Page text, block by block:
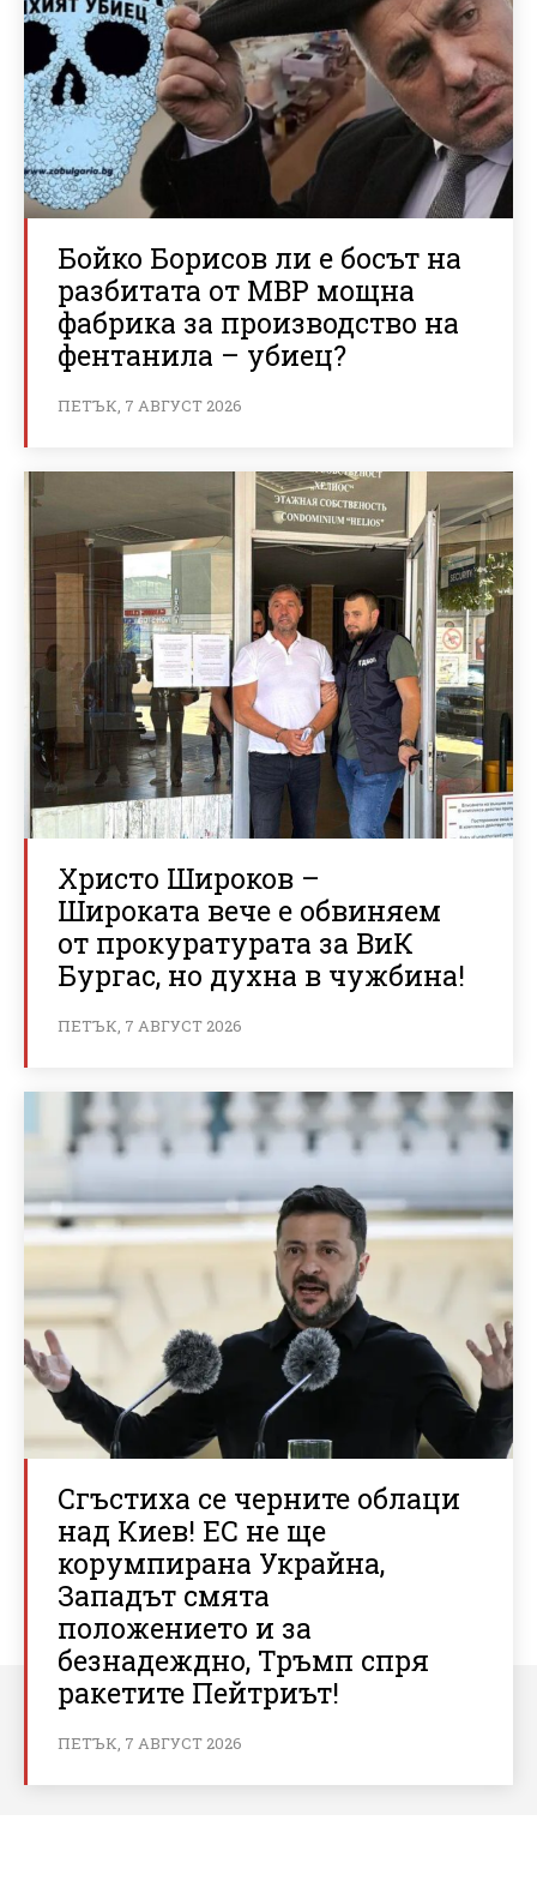
Бойко Борисов ли е босът на
разбитата от МВР мощна
фабрика за производство на
фентанила – убиец?
ПЕТЪК, 7 АВГУСТ 2026
Христо Широков –
Широката вече е обвиняем
от прокуратурата за ВиК
Бургас, но духна в чужбина!
ПЕТЪК, 7 АВГУСТ 2026
Сгъстиха се черните облаци
над Киев! ЕС не ще
корумпирана Украйна,
Западът смята
положението и за
безнадеждно, Тръмп спря
ракетите Пейтриът!
ПЕТЪК, 7 АВГУСТ 2026